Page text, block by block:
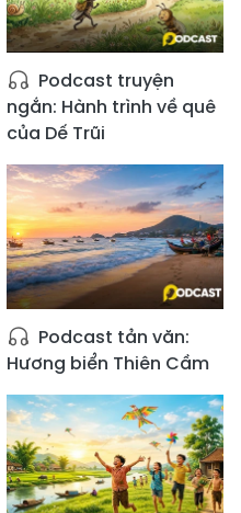
Podcast truyện
ngắn: Hành trình về quê
của Dế Trũi
Podcast tản văn:
Hương biển Thiên Cầm